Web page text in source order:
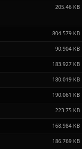
205.46 KB
804.579 KB
90.904 KB
183.927 KB
180.019 KB
190.061 KB
223.75 KB
168.984 KB
186.769 KB